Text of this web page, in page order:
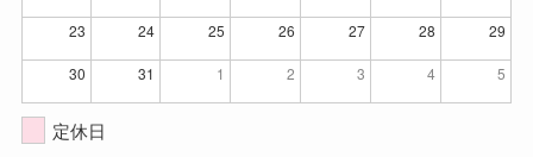
23 24 25 26 27 28 29
30 31 1 2 3 4 5
定休日